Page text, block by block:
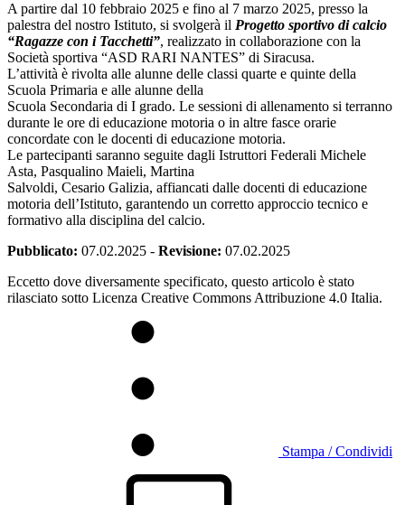
A partire dal 10 febbraio 2025 e fino al 7 marzo 2025, presso la
palestra del nostro Istituto, si svolgerà il Progetto sportivo di calcio
“Ragazze con i Tacchetti”, realizzato in collaborazione con la
Società sportiva “ASD RARI NANTES” di Siracusa.
L’attività è rivolta alle alunne delle classi quarte e quinte della
Scuola Primaria e alle alunne della
Scuola Secondaria di I grado. Le sessioni di allenamento si terranno
durante le ore di educazione motoria o in altre fasce orarie
concordate con le docenti di educazione motoria.
Le partecipanti saranno seguite dagli Istruttori Federali Michele
Asta, Pasqualino Maieli, Martina
Salvoldi, Cesario Galizia, affiancati dalle docenti di educazione
motoria dell’Istituto, garantendo un corretto approccio tecnico e
formativo alla disciplina del calcio.
Pubblicato: 07.02.2025 - Revisione: 07.02.2025
Eccetto dove diversamente specificato, questo articolo è stato
rilasciato sotto Licenza Creative Commons Attribuzione 4.0 Italia.
Stampa / Condividi